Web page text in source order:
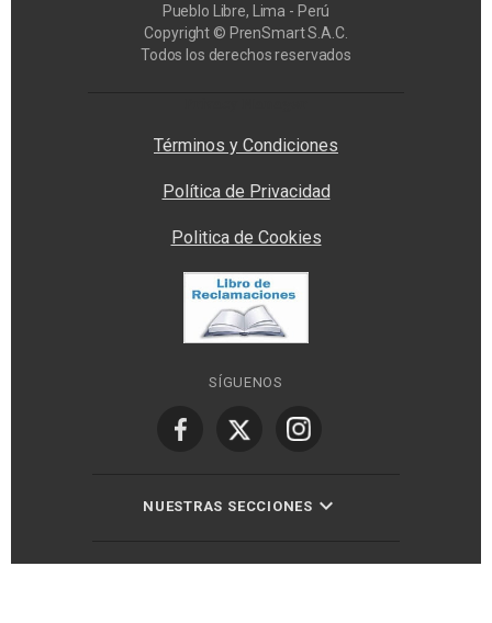
Pueblo Libre, Lima - Perú
Copyright © PrenSmart S.A.C.
Todos los derechos reservados
Términos y Condiciones
Política de Privacidad
Politica de Cookies
SÍGUENOS
NUESTRAS SECCIONES